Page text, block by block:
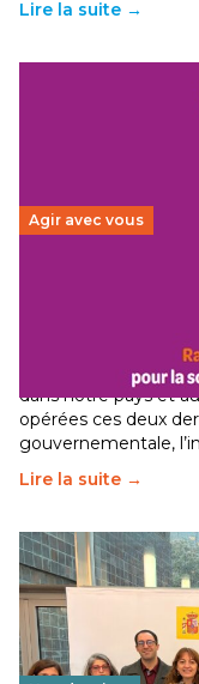
Lire la suite →
Agir avec vous
Le secteur
dans notre pays et
opérées ces deux
gouvernementale,
Lire la suite →